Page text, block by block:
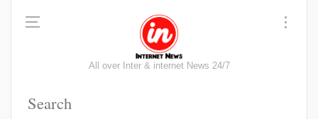
All over Inter & internet News 24/7